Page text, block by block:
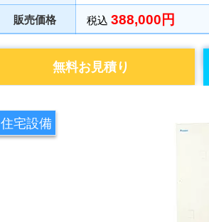
販売価格 税込 388,000円
無料お見積り
住宅設備